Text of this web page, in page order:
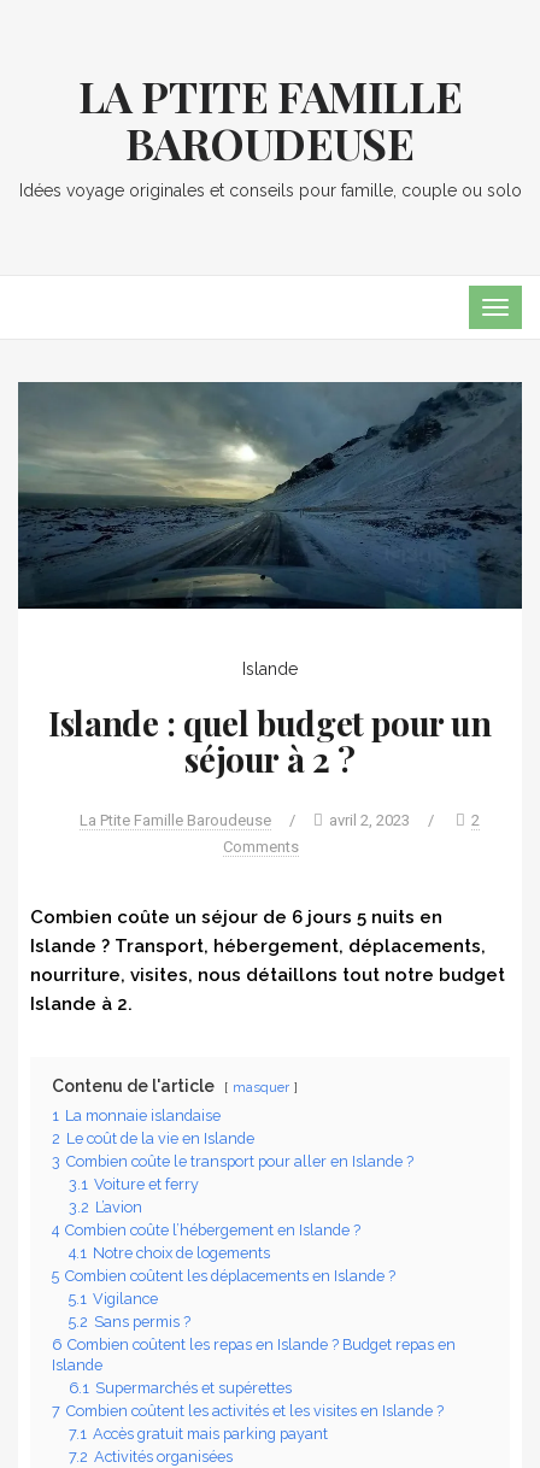
LA PTITE FAMILLE
BAROUDEUSE
Idées voyage originales et conseils pour famille, couple ou solo
Islande
Islande : quel budget pour un
séjour à 2 ?
La Ptite Famille Baroudeuse / avril 2, 2023 /
2
Comments
Combien coûte un séjour de 6 jours 5 nuits en
Islande ? Transport, hébergement, déplacements,
nourriture, visites, nous détaillons tout notre budget
Islande à 2.
Contenu de l'article masquer
1 La monnaie islandaise
2 Le coût de la vie en Islande
3 Combien coûte le transport pour aller en Islande ?
3.1 Voiture et ferry
3.2 L’avion
4 Combien coûte l’hébergement en Islande ?
4.1 Notre choix de logements
5 Combien coûtent les déplacements en Islande ?
5.1 Vigilance
5.2 Sans permis ?
6 Combien coûtent les repas en Islande ? Budget repas en
Islande
6.1 Supermarchés et supérettes
7 Combien coûtent les activités et les visites en Islande ?
7.1 Accès gratuit mais parking payant
7.2 Activités organisées